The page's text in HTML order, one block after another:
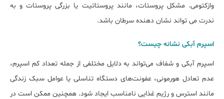
وازکتومی. مشکل پروستات، مانند پروستاتیت یا بزرگی پروستات و به
ندرت می تواند نشان دهنده سرطان باشد.
اسپرم آبکی نشانه چیست؟
اسپرم آبکی و شفاف می‌تواند به دلایل مختلفی از جمله تعداد کم اسپرم،
عدم تعادل هورمونی، عفونت‌های دستگاه تناسلی یا عوامل سبک زندگی
مانند استرس و رژیم غذایی نامناسب ایجاد شود. همچنین ممکن است در